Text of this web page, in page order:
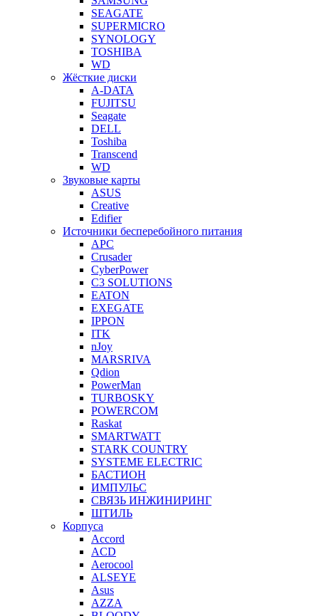
SEAGATE
SUPERMICRO
SYNOLOGY
TOSHIBA
WD
Жёсткие диски
A-DATA
FUJITSU
Seagate
DELL
Toshiba
Transcend
WD
Звуковые карты
ASUS
Creative
Edifier
Источники бесперебойного питания
APC
Crusader
CyberPower
C3 SOLUTIONS
EATON
EXEGATE
IPPON
ITK
nJoy
MARSRIVA
Qdion
PowerMan
TURBOSKY
POWERCOM
Raskat
SMARTWATT
STARK COUNTRY
SYSTEME ELECTRIC
БАСТИОН
ИМПУЛЬС
СВЯЗЬ ИНЖИНИРИНГ
ШТИЛЬ
Корпуса
Accord
ACD
Aerocool
ALSEYE
Asus
AZZA